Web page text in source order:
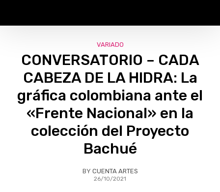
VARIADO
CONVERSATORIO – CADA
CABEZA DE LA HIDRA: La
gráfica colombiana ante el
«Frente Nacional» en la
colección del Proyecto
Bachué
BY CUENTA ARTES
26/10/2021